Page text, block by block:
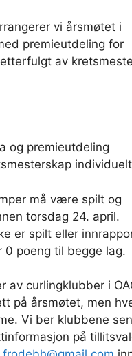
vi årsmøtet i
premieutdeling for
av
og premieutdeling
individuelt
må være spilt og
torsdag 24. april.
er spilt eller
0 poeng til begge lag.
av curlingklubber i
på årsmøtet, men
Vi ber klubbene
på